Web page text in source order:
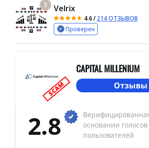
3 Velrix
4.6/214 ОТЗЫВОВ
Проверен
SCAM
CAPITAL MILLENIUM
Отзывы
2.8
основании голосов
пользователей